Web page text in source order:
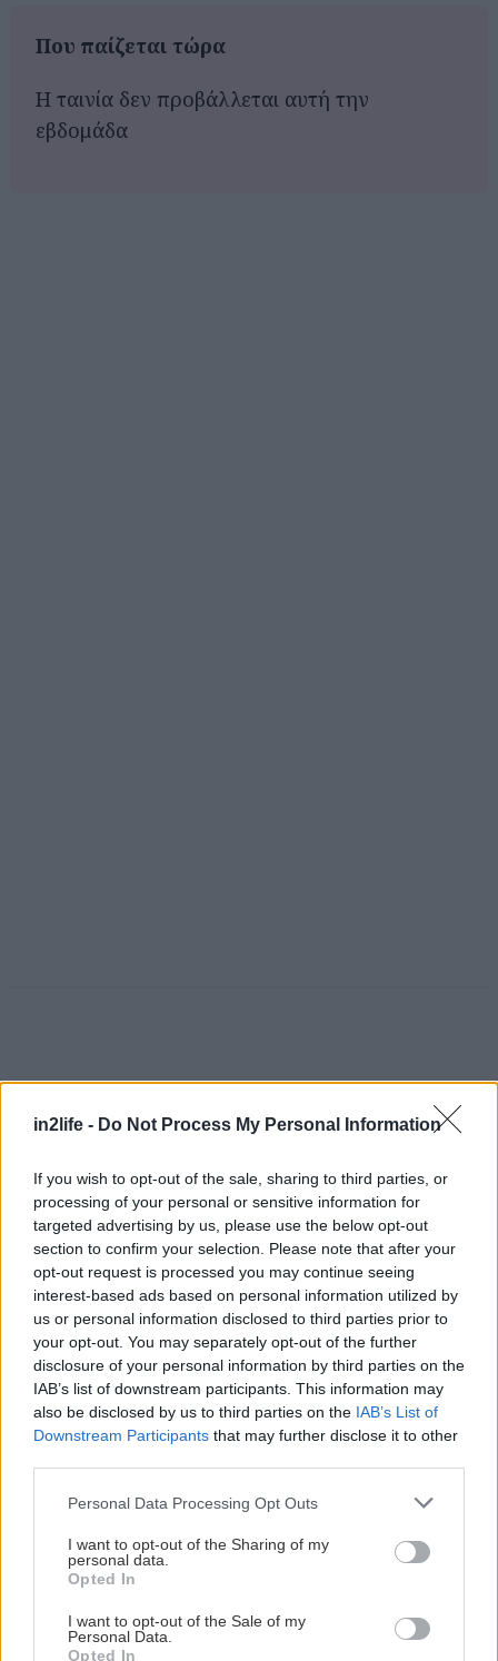
in2life - Do Not Process My Personal Information
If you wish to opt-out of the sale, sharing to third parties, or
processing of your personal or sensitive information for
targeted advertising by us, please use the below opt-out
section to confirm your selection. Please note that after your
opt-out request is processed you may continue seeing
interest-based ads based on personal information utilized by
us or personal information disclosed to third parties prior to
your opt-out. You may separately opt-out of the further
disclosure of your personal information by third parties on the
IAB’s list of downstream participants. This information may
also be disclosed by us to third parties on the IAB’s List of
Downstream Participants that may further disclose it to other
Please note that this website/app uses one or more Google
not limited to your visit or usage behaviour. You may click to
grant or deny consent to Google and its third-party tags to
use your data for below specified purposes in below Google
consent section.
Personal Data Processing Opt Outs
I want to opt-out of the Sharing of my
personal data.
Opted In
I want to opt-out of the Sale of my
Personal Data.
Opted In
Που παίζεται τώρα
Η ταινία δεν προβάλλεται αυτή την
εβδομάδα
Αναζήτηση
για...